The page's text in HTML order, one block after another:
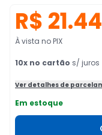
R$
À vista no PIX
10x no cartão s/ juros
Ver detalhes de
Em estoque